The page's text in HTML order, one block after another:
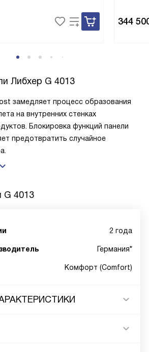
344
Либхер G 4013
замедляет процесс образования
на внутренних стенках
Блокировка функций панели
предотвратить случайное
G 4013
2 года
Германия*
Комфорт (Comfort)